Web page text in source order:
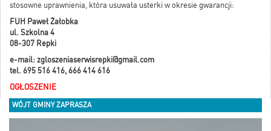
stosowne uprawnienia, która usuwała usterki w okresie gwarancji:
FUH Paweł Żałobka
ul. Szkolna 4
08-307 Repki
e-mail: zgloszeniaserwisrepki@gmail.com
tel. 695 516 416, 666 414 616
OGŁOSZENIE
WÓJT GMINY ZAPRASZA